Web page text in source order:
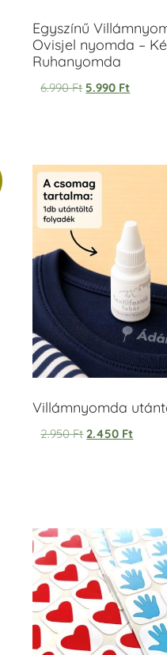
Egyszínű
Ovisjel nyomda –
Ruhanyomda
6.990Ft 5.990 Ft
Villámnyomda
2.950Ft 2.450 Ft